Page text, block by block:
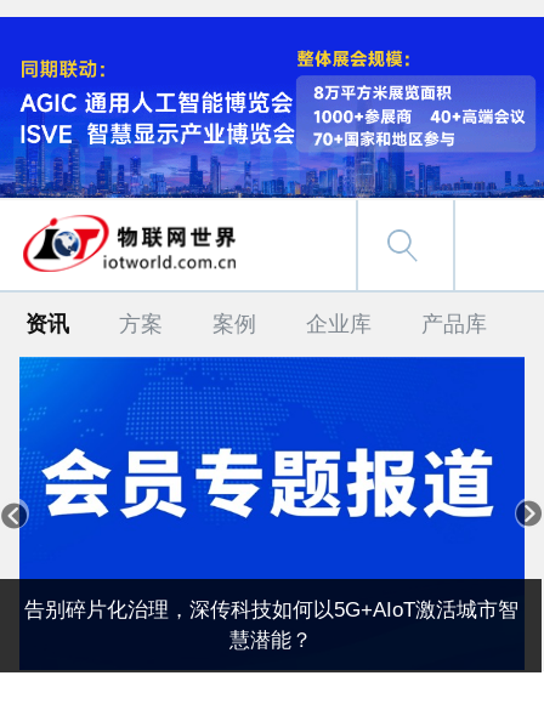
资讯 方案 案例 企业库 产品库
告别碎片化治理，深传科技如何以5G+AIoT激活城市智
慧潜能？
 